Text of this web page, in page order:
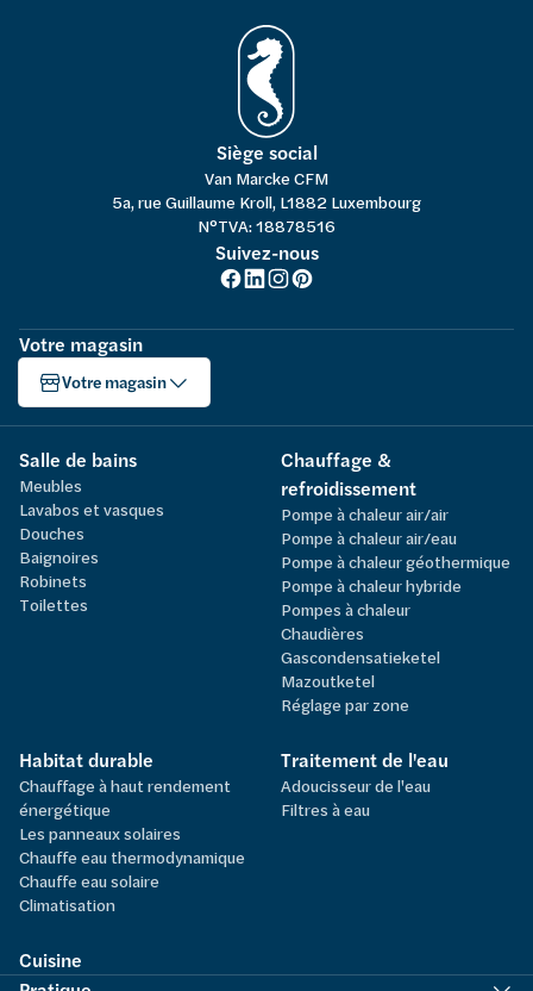
Siège social
Van Marcke CFM
5a, rue Guillaume Kroll, L1882 Luxembourg
N°TVA: 18878516
Suivez-nous
Votre magasin
Votre magasin
Salle de bains
Meubles
Lavabos et vasques
Douches
Baignoires
Robinets
Toilettes
Chauffage &
refroidissement
Pompe à chaleur air/air
Pompe à chaleur air/eau
Pompe à chaleur géothermique
Pompe à chaleur hybride
Pompes à chaleur
Chaudières
Gascondensatieketel
Mazoutketel
Réglage par zone
Habitat durable
Chauffage à haut rendement
énergétique
Les panneaux solaires
Chauffe eau thermodynamique
Chauffe eau solaire
Climatisation
Traitement de l'eau
Adoucisseur de l'eau
Filtres à eau
Cuisine